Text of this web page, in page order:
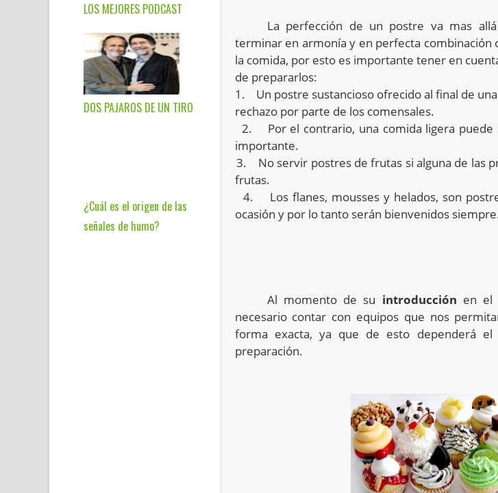
LOS MEJORES PODCAST
DOS PAJAROS DE UN TIRO
¿Cuál es el origen de las
señales de humo?
La perfección de un postre va mas
terminar en armonía y en perfecta combinación
la comida, por esto es importante tener en
de prepararlos:
1.
Un postre sustancioso ofrecido al final de
rechazo por parte de los comensales.
2.
Por el contrario, una comida ligera
importante.
3.
No servir postres de frutas si alguna de las
frutas.
4.
Los flanes, mousses y helados, son
ocasión y por lo tanto serán bienvenidos
Al momento de su introducción en el
necesario contar con equipos que nos
forma exacta, ya que de esto dependerá
preparación.